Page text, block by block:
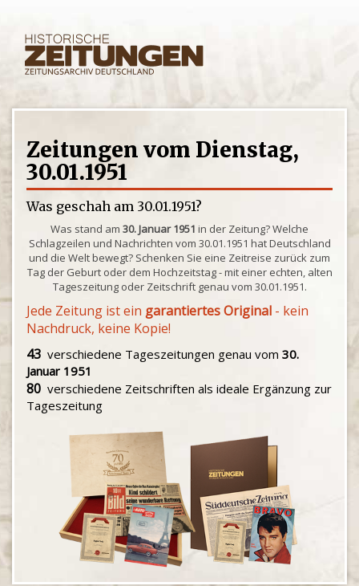
Zeitungen vom Dienstag,
30.01.1951
Was geschah am 30.01.1951?
Was stand am 30. Januar 1951 in der Zeitung? Welche
Schlagzeilen und Nachrichten vom 30.01.1951 hat Deutschland
und die Welt bewegt? Schenken Sie eine Zeitreise zurück zum
Tag der Geburt oder dem Hochzeitstag - mit einer echten, alten
Tageszeitung oder Zeitschrift genau vom 30.01.1951.
Jede Zeitung ist ein garantiertes Original - kein
Nachdruck, keine Kopie!
43 verschiedene Tageszeitungen genau vom 30.
Januar 1951
80 verschiedene Zeitschriften als ideale Ergänzung zur
Tageszeitung